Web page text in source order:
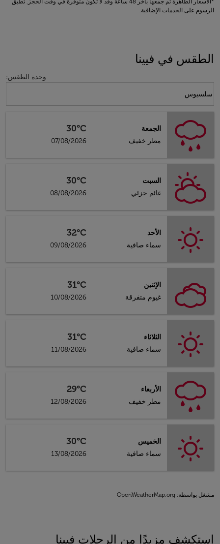
*الأسعار الظاهرة تم جمعها بآخر 48 ساعة وقد لا تكون متوفرة في وقت الحجز. تطبق
الرسوم على الخدمات الإضافية.
الطقس في فيينا
وحدة الطقس:
سلسيوس
الجمعة
مطر خفيف
30°C
07/08/2026
السبت
غائم جزئي
30°C
08/08/2026
الأحد
سماء صافية
32°C
09/08/2026
الإثنين
غيوم متفرقة
31°C
10/08/2026
الثلاثاء
سماء صافية
31°C
11/08/2026
الأربعاء
مطر خفيف
29°C
12/08/2026
الخميس
سماء صافية
30°C
13/08/2026
مشغل بواسطة: OpenWeatherMap.org
استكشف مزيدًا من الرحلات فيينا